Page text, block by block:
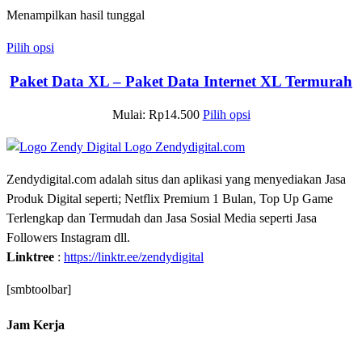
Menampilkan hasil tunggal
Pilih opsi
Paket Data XL – Paket Data Internet XL Termurah
Mulai: Rp14.500 Pilih opsi
Zendydigital.com adalah situs dan aplikasi yang menyediakan Jasa
Produk Digital seperti; Netflix Premium 1 Bulan, Top Up Game
Terlengkap dan Termudah dan Jasa Sosial Media seperti Jasa
Followers Instagram dll.
Linktree : https://linktr.ee/zendydigital
[smbtoolbar]
Jam Kerja